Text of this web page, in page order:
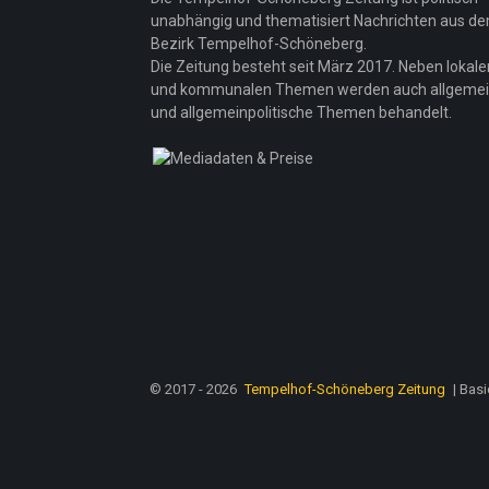
unabhängig und thematisiert Nachrichten aus
Bezirk Tempelhof-Schöneberg.
Die Zeitung besteht seit März 2017. Neben
und kommunalen Themen werden auch
und allgemeinpolitische Themen behandelt.
© 2017 - 2026 Tempelhof-Schöneberg Zeitung |